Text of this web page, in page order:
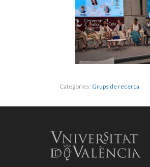
Categories: Grups de recerca